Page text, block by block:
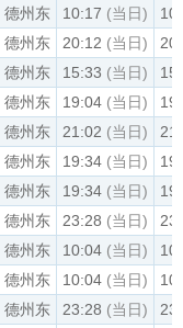
德州东 10:17 (当日)
德州东 20:12 (当日)
德州东 15:33 (当日)
德州东 19:04 (当日)
德州东 21:02 (当日)
德州东 19:34 (当日)
德州东 19:34 (当日)
德州东 23:28 (当日)
德州东 10:04 (当日)
德州东 10:04 (当日)
德州东 23:28 (当日)